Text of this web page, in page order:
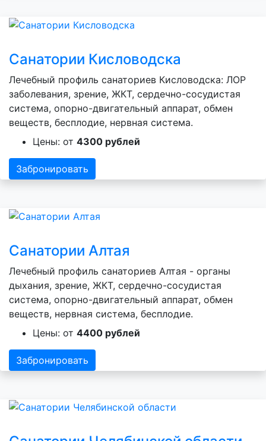
Санатории Кисловодска
Лечебный профиль санаториев Кисловодска: ЛОР
заболевания, зрение, ЖКТ, сердечно-сосудистая
система, опорно-двигательный аппарат, обмен
веществ, бесплодие, нервная система.
Цены: от 4300 рублей
Забронировать
Санатории Алтая
Лечебный профиль санаториев Алтая - органы
дыхания, зрение, ЖКТ, сердечно-сосудистая
система, опорно-двигательный аппарат, обмен
веществ, нервная система, бесплодие.
Цены: от 4400 рублей
Забронировать